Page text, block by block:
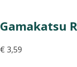
Gamakatsu
€ 3,59